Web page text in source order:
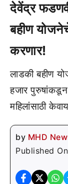
देवेंद्र
बहीण
करणार!
लाडकी बहीण
हजार
महिलांसाठी
by MHD
Published